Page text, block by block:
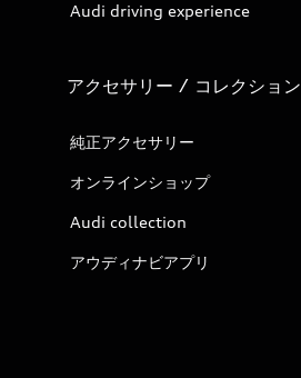
Audi driving experience
アクセサリー / コレクション
純正アクセサリー
オンラインショップ
Audi collection
アウディナビアプリ